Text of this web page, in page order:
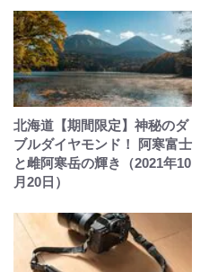
北海道【期間限定】神秘のダ
ブルダイヤモンド！ 阿寒富士
と雌阿寒岳の輝き（2021年10
月20日）